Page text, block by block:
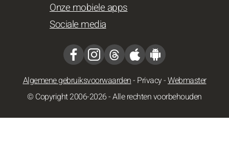
Onze mobiele apps
Sociale media
Algemene gebruiksvoorwaarden- Privacy-Webmaster
© Copyright 2006-2026 - Alle rechten voorbehouden